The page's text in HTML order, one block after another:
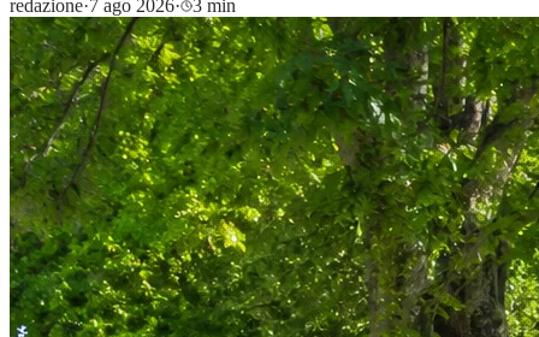
redazione·7 ago 2026· 3 min